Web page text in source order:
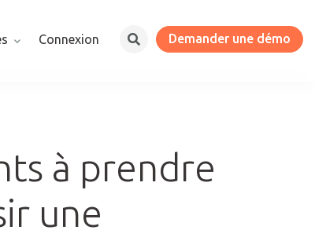
Connexion Demander une démo
à prendre
une